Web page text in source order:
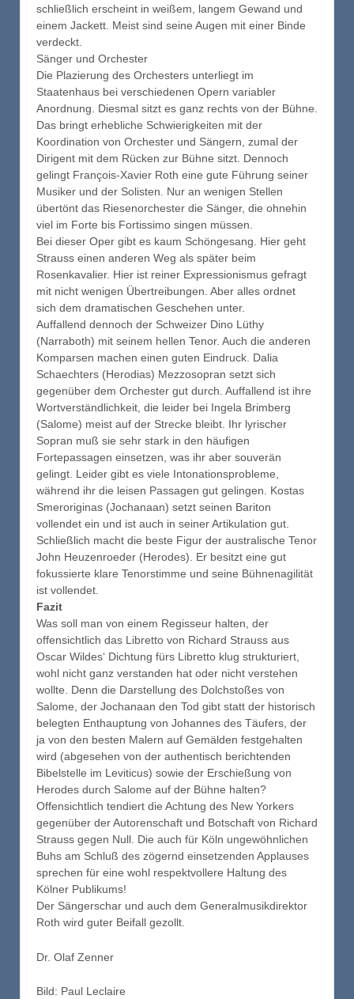
schließlich erscheint in weißem, langem Gewand und
einem Jackett. Meist sind seine Augen mit einer Binde
verdeckt.
Sänger und Orchester
Die Plazierung des Orchesters unterliegt im
Staatenhaus bei verschiedenen Opern variabler
Anordnung. Diesmal sitzt es ganz rechts von der Bühne.
Das bringt erhebliche Schwierigkeiten mit der
Koordination von Orchester und Sängern, zumal der
Dirigent mit dem Rücken zur Bühne sitzt. Dennoch
gelingt François-Xavier Roth eine gute Führung seiner
Musiker und der Solisten. Nur an wenigen Stellen
übertönt das Riesenorchester die Sänger, die ohnehin
viel im Forte bis Fortissimo singen müssen.
Bei dieser Oper gibt es kaum Schöngesang. Hier geht
Strauss einen anderen Weg als später beim
Rosenkavalier. Hier ist reiner Expressionismus gefragt
mit nicht wenigen Übertreibungen. Aber alles ordnet
sich dem dramatischen Geschehen unter.
Auffallend dennoch der Schweizer Dino Lüthy
(Narraboth) mit seinem hellen Tenor. Auch die anderen
Komparsen machen einen guten Eindruck. Dalia
Schaechters (Herodias) Mezzosopran setzt sich
gegenüber dem Orchester gut durch. Auffallend ist ihre
Wortverständlichkeit, die leider bei Ingela Brimberg
(Salome) meist auf der Strecke bleibt. Ihr lyrischer
Sopran muß sie sehr stark in den häufigen
Fortepassagen einsetzen, was ihr aber souverän
gelingt. Leider gibt es viele Intonationsprobleme,
während ihr die leisen Passagen gut gelingen. Kostas
Smeroriginas (Jochanaan) setzt seinen Bariton
vollendet ein und ist auch in seiner Artikulation gut.
Schließlich macht die beste Figur der australische Tenor
John Heuzenroeder (Herodes). Er besitzt eine gut
fokussierte klare Tenorstimme und seine Bühnenagilität
ist vollendet.
Fazit
Was soll man von einem Regisseur halten, der
offensichtlich das Libretto von Richard Strauss aus
Oscar Wildes‘ Dichtung fürs Libretto klug strukturiert,
wohl nicht ganz verstanden hat oder nicht verstehen
wollte. Denn die Darstellung des Dolchstoßes von
Salome, der Jochanaan den Tod gibt statt der historisch
belegten Enthauptung von Johannes des Täufers, der
ja von den besten Malern auf Gemälden festgehalten
wird (abgesehen von der authentisch berichtenden
Bibelstelle im Leviticus) sowie der Erschießung von
Herodes durch Salome auf der Bühne halten?
Offensichtlich tendiert die Achtung des New Yorkers
gegenüber der Autorenschaft und Botschaft von Richard
Strauss gegen Null. Die auch für Köln ungewöhnlichen
Buhs am Schluß des zögernd einsetzenden Applauses
sprechen für eine wohl respektvollere Haltung des
Kölner Publikums!
Der Sängerschar und auch dem Generalmusikdirektor
Roth wird guter Beifall gezollt.
Dr. Olaf Zenner
Bild: Paul Leclaire